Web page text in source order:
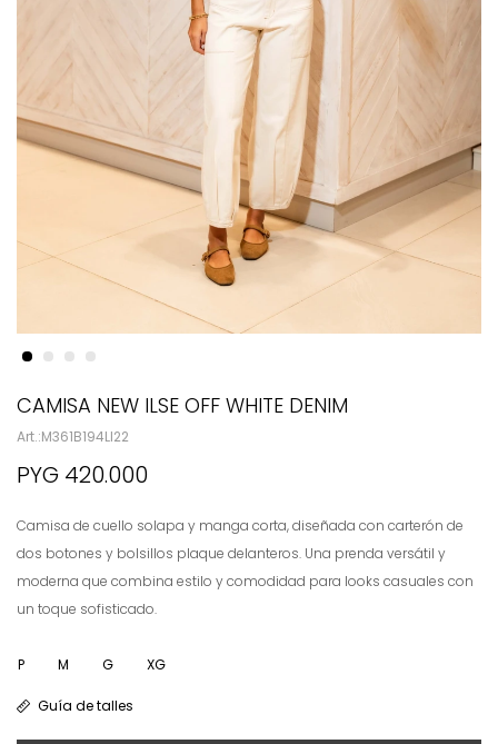
CAMISA NEW ILSE OFF WHITE DENIM
M361B194LI22
PYG 420.000
Camisa de cuello solapa y manga corta, diseñada con carterón de
dos botones y bolsillos plaque delanteros. Una prenda versátil y
moderna que combina estilo y comodidad para looks casuales con
un toque sofisticado.
P M G XG
Guía de talles